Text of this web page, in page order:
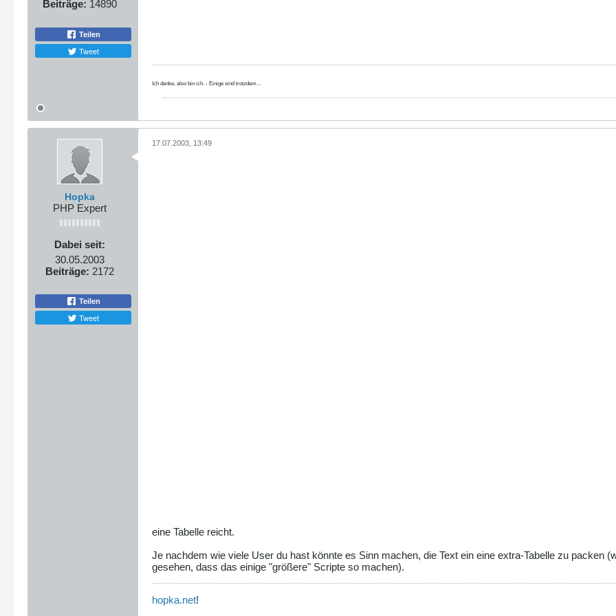
Beiträge: 14890
Teilen
Tweet
Ich denke, also bin ich. - Einige sind trotzdem...
Hopka
PHP Expert
Dabei seit:
30.05.2003
Beiträge: 2172
Teilen
Tweet
17.07.2003, 13:49
eine Tabelle reicht.
Je nachdem wie viele User du hast könnte es Sinn machen, die Text ein eine extra-Tabelle zu packen
gesehen, dass das einige "größere" Scripte so machen).
hopka.net!